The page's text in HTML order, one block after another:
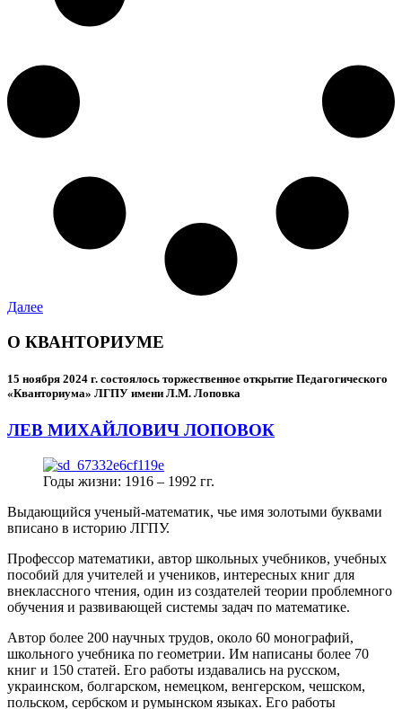
Далее
О КВАНТОРИУМЕ
15 ноября 2024 г. состоялось торжественное открытие Педагогического
«Кванториума» ЛГПУ имени Л.М. Лоповка
ЛЕВ МИХАЙЛОВИЧ ЛОПОВОК
Годы жизни: 1916 – 1992 гг.
Выдающийся ученый-математик, чье имя золотыми буквами
вписано в историю ЛГПУ.
Профессор математики, автор школьных учебников, учебных
пособий для учителей и учеников, интересных книг для
внеклассного чтения, один из создателей теории проблемного
обучения и развивающей системы задач по математике.
Автор более 200 научных трудов, около 60 монографий,
школьного учебника по геометрии. Им написаны более 70
книг и 150 статей. Его работы издавались на русском,
украинском, болгарском, немецком, венгерском, чешском,
польском, сербском и румынском языках. Его работы